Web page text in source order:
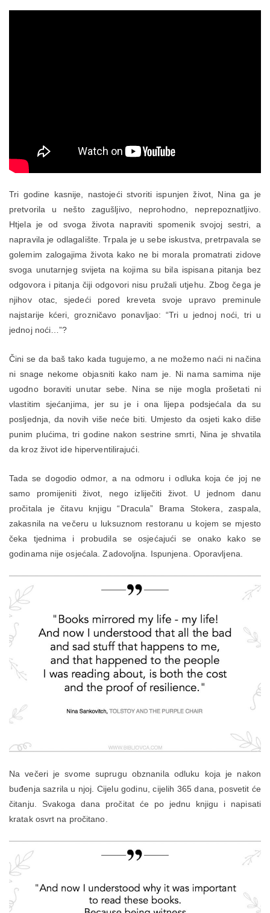
Tri godine kasnije, nastojeći stvoriti ispunjen život, Nina ga je
pretvorila u nešto zagušljivo, neprohodno, neprepoznatljivo.
Htjela je od svoga života napraviti spomenik svojoj sestri, a
napravila je odlagalište. Trpala je u sebe iskustva, pretrpavala se
golemim zalogajima života kako ne bi morala promatrati zidove
svoga unutarnjeg svijeta na kojima su bila ispisana pitanja bez
odgovora i pitanja čiji odgovori nisu pružali utjehu. Zbog čega je
njihov otac, sjedeći pored kreveta svoje upravo preminule
najstarije kćeri, grozničavo ponavljao: “Tri u jednoj noći, tri u
jednoj noći…”?
Čini se da baš tako kada tugujemo, a ne možemo naći ni načina
ni snage nekome objasniti kako nam je. Ni nama samima nije
ugodno boraviti unutar sebe. Nina se nije mogla prošetati ni
vlastitim sjećanjima, jer su je i ona lijepa podsjećala da su
posljednja, da novih više neće biti. Umjesto da osjeti kako diše
punim plućima, tri godine nakon sestrine smrti, Nina je shvatila
da kroz život ide hiperventilirajući.
Tada se dogodio odmor, a na odmoru i odluka koja će joj ne
samo promijeniti život, nego izliječiti život. U jednom danu
pročitala je čitavu knjigu “Dracula” Brama Stokera, zaspala,
zakasnila na večeru u luksuznom restoranu u kojem se mjesto
čeka tjednima i probudila se osjećajući se onako kako se
godinama nije osjećala. Zadovoljna. Ispunjena. Oporavljena.
Na večeri je svome suprugu obznanila odluku koja je nakon
buđenja sazrila u njoj. Cijelu godinu, cijelih 365 dana, posvetit će
čitanju. Svakoga dana pročitat će po jednu knjigu i napisati
kratak osvrt na pročitano.